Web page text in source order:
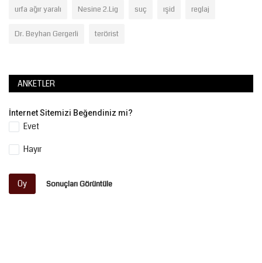
urfa ağır yaralı Nesine 2.Lig suç ışid reglaj
Dr. Beyhan Gergerli terörist
ANKETLER
İnternet Sitemizi Beğendiniz mi?
Evet
Hayır
Oy Sonuçları Görüntüle